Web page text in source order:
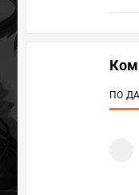
ПО